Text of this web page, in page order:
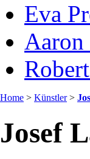
Eva
Aaron
Home > Künstler >
Josef